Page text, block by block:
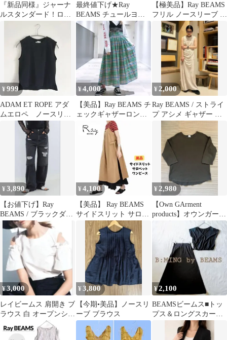
『新品同様』ジャーナ
ルスタンダード！ロゴ
Tシャツ⭐︎ワンピースデ
ニムパンツ
最終値下げ★Ray
BEAMS チュールヨー
クティアードオールイ
ンワン 黒 M
【極美品】Ray BEAMS
フリル ノースリーブ カ
ットソー ホワイト 日本
¥999
ADAM ET ROPE アダ
ムエロペ ノースリー
ブ リブカットソー ブラ
¥4,000
【美品】Ray BEAMS チ
ェックギャザーロング
スカート グリーン フレ
ア
¥ 2,000
Ray BEAMS / ストライ
プ アシメ ギャザー ワ
¥3,890
【お値下げ】Ray
BEAMS / ブラックダメ
ージ デニム パンツ(タ
グ付き)
¥ 4,100
【美品】 Ray BEAMS
サイドスリット サロペ
ットワンピース ベージ
¥ 2,980
【Own GArment
products】オウンガーメ
ントプロダクツカット
¥3,000
レイビームス 肩開き ブ
ラウス 白 オープンショ
ルダー 半袖シャツ
¥3,800
【今期•美品】ノースリ
ーブ ブラウス
¥2,100
BEAMSビームス■トッ
プス＆ロングスカート
セットアップ■ロングワ
ンピース黒